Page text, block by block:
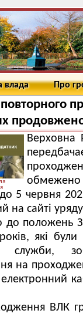
влада Про
повторного
Верховна
обмежено
5 червня
на сайті
до положень
які
служби,
на
ВЛК